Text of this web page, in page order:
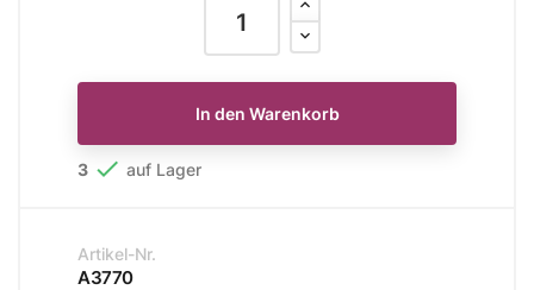
In den Warenkorb
3  auf Lager
Artikel-Nr.
A3770